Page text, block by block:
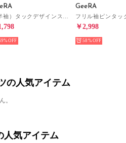
GeeRA
￥2,998
58%
の人気アイテム
。
人気アイテム